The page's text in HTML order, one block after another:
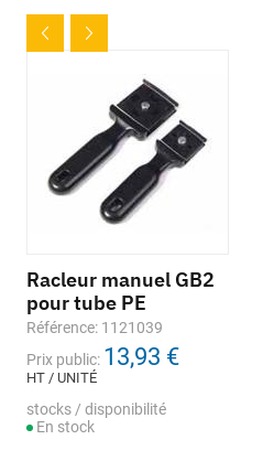
Racleur manuel GB2
pour tube PE
Référence: 1121039
Prix public: 13,93 €
HT / UNITÉ
stocks / disponibilité
En stock